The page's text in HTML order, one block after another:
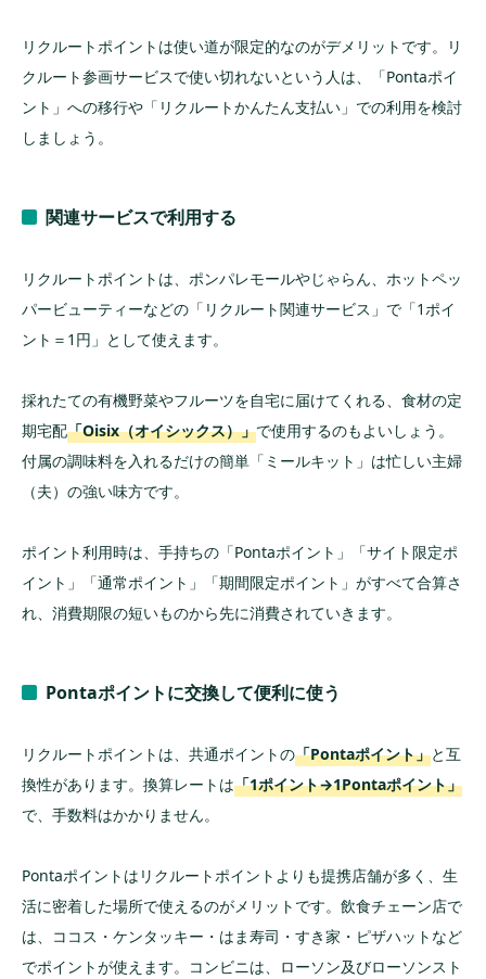
リクルートポイントは使い道が限定的なのがデメリットです。リ
クルート参画サービスで使い切れないという人は、「Pontaポイ
ント」への移行や「リクルートかんたん支払い」での利用を検討
しましょう。
関連サービスで利用する
リクルートポイントは、ポンパレモールやじゃらん、ホットペッ
パービューティーなどの「リクルート関連サービス」で「1ポイ
ント＝1円」として使えます。
採れたての有機野菜やフルーツを自宅に届けてくれる、食材の定
期宅配「Oisix（オイシックス）」で使用するのもよいしょう。
付属の調味料を入れるだけの簡単「ミールキット」は忙しい主婦
（夫）の強い味方です。
ポイント利用時は、手持ちの「Pontaポイント」「サイト限定ポ
イント」「通常ポイント」「期間限定ポイント」がすべて合算さ
れ、消費期限の短いものから先に消費されていきます。
Pontaポイントに交換して便利に使う
リクルートポイントは、共通ポイントの「Pontaポイント」と互
換性があります。換算レートは「1ポイント→1Pontaポイント」
で、手数料はかかりません。
Pontaポイントはリクルートポイントよりも提携店舗が多く、生
活に密着した場所で使えるのがメリットです。飲食チェーン店で
は、ココス・ケンタッキー・はま寿司・すき家・ピザハットなど
でポイントが使えます。コンビニは、ローソン及びローソンスト